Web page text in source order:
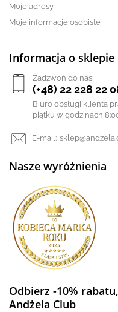
Moje adresy
Moje informacje osobiste
Informacja o sklepie
Zadzwoń do nas:
(+48) 22 228 22
Biuro obsługi klienta
piątku w godzinach
E-mail:
Nasze wyróżnienia
Odbierz -10%
Andżela Club